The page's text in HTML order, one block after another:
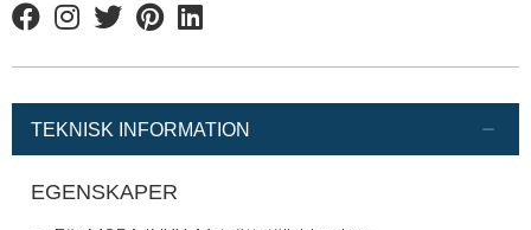
FacebookInstagram
TwitterPinterestLinkedin
TEKNISK INFORMATION
EGENSKAPER